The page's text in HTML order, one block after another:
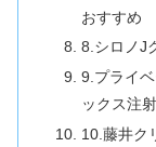
おすすめ
8.シロノJ
9.プライ
ックス注
10.藤井ク